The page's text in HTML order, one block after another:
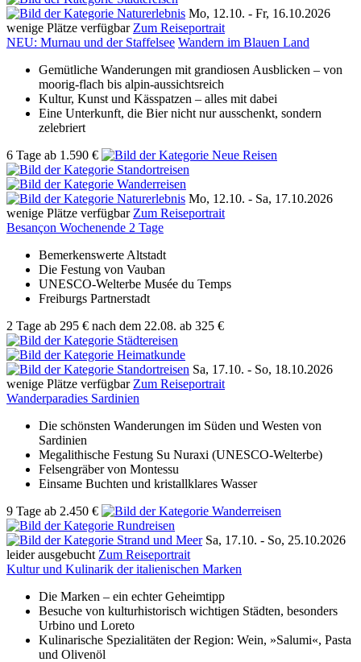
Mo, 12.10. - Fr, 16.10.2026
wenige Plätze verfügbar Zum Reiseportrait
NEU: Murnau und der Staffelsee Wandern im Blauen Land
Gemütliche Wanderungen mit grandiosen Ausblicken – von
moorig-flach bis alpin-aussichtsreich
Kultur, Kunst und Kässpatzen – alles mit dabei
Eine Unterkunft, die Bier nicht nur ausschenkt, sondern
zelebriert
6 Tage ab 1.590 €
Mo, 12.10. - Sa, 17.10.2026
wenige Plätze verfügbar Zum Reiseportrait
Besançon Wochenende 2 Tage
Bemerkenswerte Altstadt
Die Festung von Vauban
UNESCO-Welterbe Musée du Temps
Freiburgs Partnerstadt
2 Tage ab 295 € nach dem 22.08. ab 325 €
Sa, 17.10. - So, 18.10.2026
wenige Plätze verfügbar Zum Reiseportrait
Wanderparadies Sardinien
Die schönsten Wanderungen im Süden und Westen von
Sardinien
Megalithische Festung Su Nuraxi (UNESCO-Welterbe)
Felsengräber von Montessu
Einsame Buchten und kristallklares Wasser
9 Tage ab 2.450 €
Sa, 17.10. - So, 25.10.2026
leider ausgebucht Zum Reiseportrait
Kultur und Kulinarik der italienischen Marken
Die Marken – ein echter Geheimtipp
Besuche von kulturhistorisch wichtigen Städten, besonders
Urbino und Loreto
Kulinarische Spezialitäten der Region: Wein, »Salumi«, Pasta
und Olivenöl